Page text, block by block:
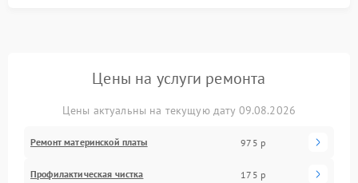
Цены на услуги ремонта
Цены актуальны на текущую дату 09.08.2026
Ремонт материнской платы 975 р
Профилактическая чистка 175 р